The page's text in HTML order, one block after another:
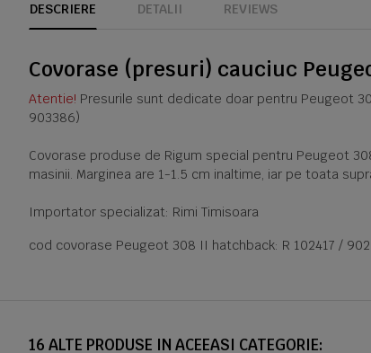
DESCRIERE DETALII REVIEWS
Covorase (presuri) cauciuc
Atentie! Presurile sunt dedicate doar pentru Peugeot
903386)
Covorase produse de Rigum special pentru Peugeot
masinii. Marginea are 1-1.5 cm inaltime, iar pe toata
Importator specializat: Rimi Timisoara
cod covorase Peugeot 308 II hatchback: R 102417 /
16 ALTE PRODUSE IN ACEEASI CATEGORIE: